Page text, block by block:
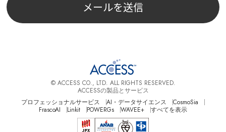
© ACCESS CO., LTD. ALL RIGHTS RESERVED.
ACCESSの製品とサービス
プロフェッショナルサービス
AI・データサイエンス
CosmoSia
FrascoAI
Linkit POWERGs WAVEE+ すべてを表示